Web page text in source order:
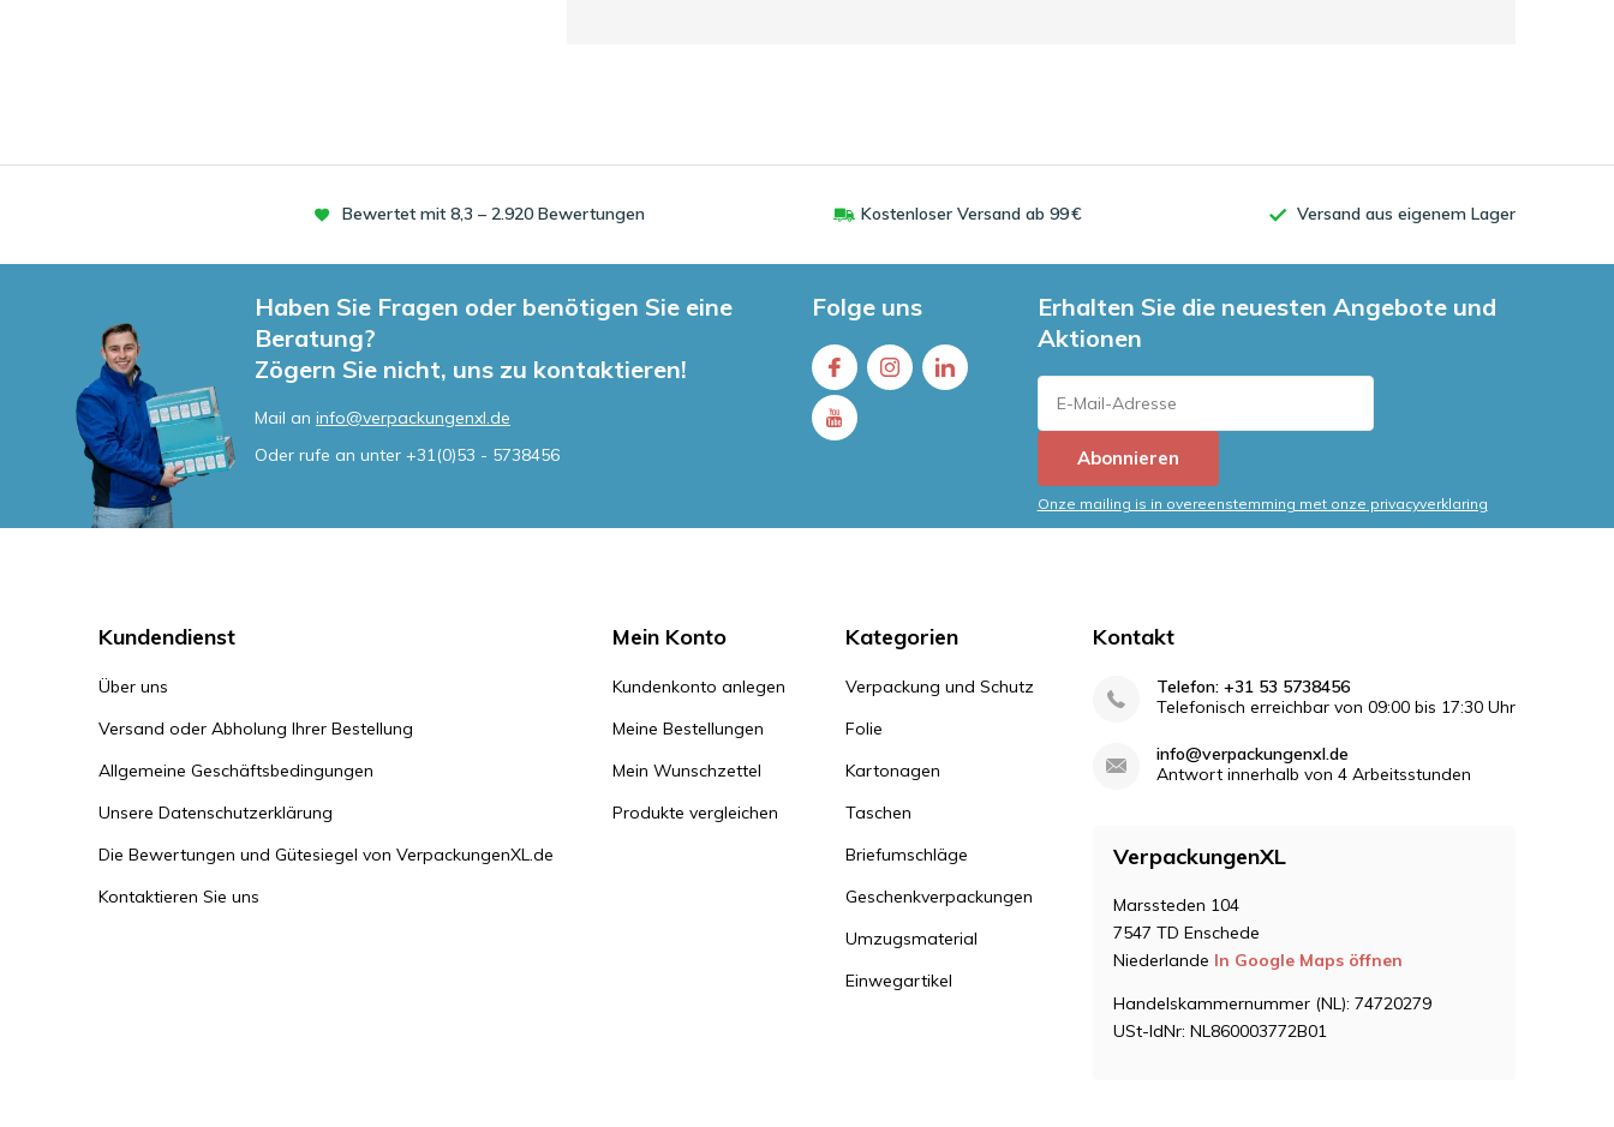
Bewertet mit 8,3 – 2.920 Bewertungen Kostenloser Versand ab 99 € Versand aus eigenem Lager
Haben Sie Fragen oder benötigen Sie eine
Beratung?
Zögern Sie nicht, uns zu kontaktieren!
Mail an info@verpackungenxl.de
Oder rufe an unter +31(0)53 - 5738456
Folge uns
Erhalten Sie die neuesten Angebote und
Aktionen
Abonnieren
Onze mailing is in overeenstemming met onze privacyverklaring
Kundendienst
Über uns
Versand oder Abholung Ihrer Bestellung
Allgemeine Geschäftsbedingungen
Unsere Datenschutzerklärung
Die Bewertungen und Gütesiegel von VerpackungenXL.de
Kontaktieren Sie uns
Mein Konto
Kundenkonto anlegen
Meine Bestellungen
Mein Wunschzettel
Produkte vergleichen
Kategorien
Verpackung und Schutz
Folie
Kartonagen
Taschen
Briefumschläge
Geschenkverpackungen
Umzugsmaterial
Einwegartikel
Kontakt
Telefon: +31 53 5738456
Telefonisch erreichbar von 09:00 bis 17:30 Uhr
info@verpackungenxl.de
Antwort innerhalb von 4 Arbeitsstunden
VerpackungenXL
Marssteden 104
7547 TD Enschede
Niederlande In Google Maps öffnen
Handelskammernummer (NL): 74720279
USt-IdNr: NL860003772B01